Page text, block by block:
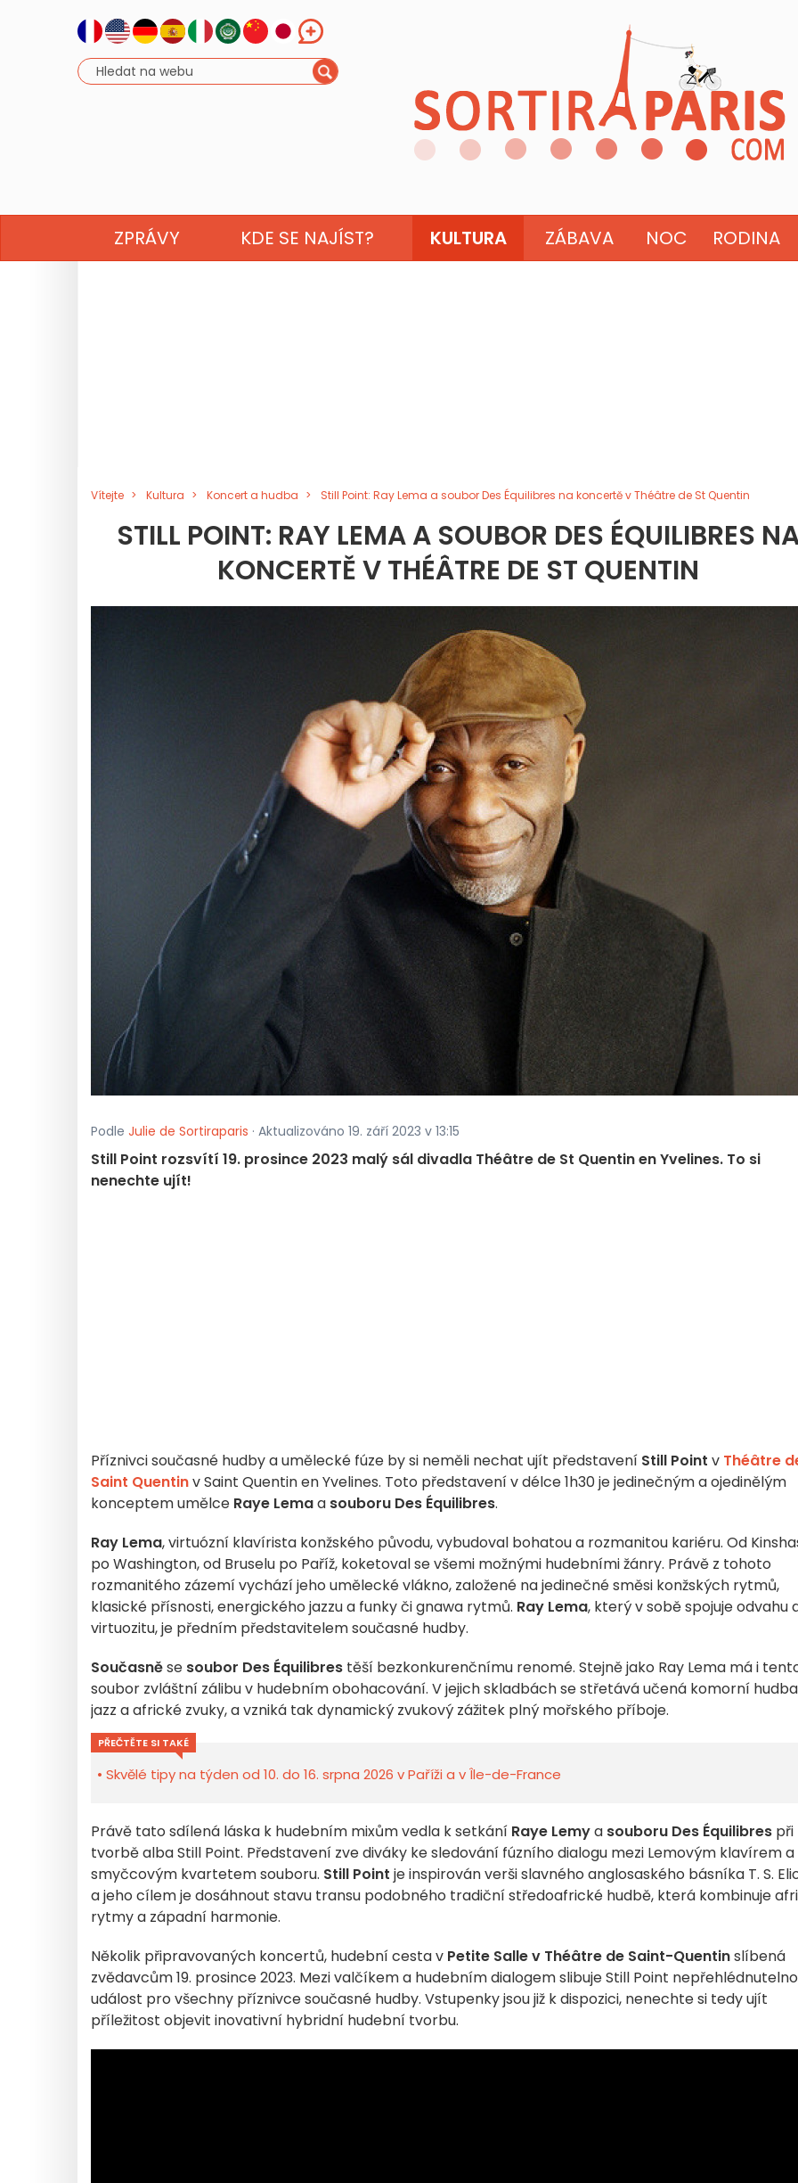
ZPRÁVY KDE SE NAJÍST? KULTURA ZÁBAVA NOC RODINA
Vítejte Kultura Koncert a hudba Still Point: Ray Lema a soubor Des Équilibres na koncertě v Théâtre de St Quentin
STILL POINT: RAY LEMA A SOUBOR DES ÉQUILIBRES
KONCERTĚ V THÉÂTRE DE ST QUENTIN
Podle Julie de Sortiraparis · Aktualizováno 19. září 2023 v 13:15
Still Point rozsvítí 19. prosince 2023 malý sál divadla Théâtre de St Quentin en Yvelines. To si
nenechte ujít!
Příznivci současné hudby a umělecké fúze by si neměli nechat ujít představení Still Point v Théâtre
Saint Quentinv Saint Quentin en Yvelines. Toto představení v délce 1h30 je jedinečným a ojedinělým
konceptem umělce Raye Lemaa souboru Des Équilibres.
Ray Lema, virtuózní klavírista konžského původu, vybudoval bohatou a rozmanitou kariéru. Od
po Washington, od Bruselu po Paříž, koketoval se všemi možnými hudebními žánry. Právě z tohoto
rozmanitého zázemí vychází jeho umělecké vlákno, založené na jedinečné směsi konžských rytmů,
klasické přísnosti, energického jazzu a funky či gnawa rytmů. Ray Lema, který v sobě spojuje odvahu
virtuozitu, je předním představitelem současné hudby.
Současněse soubor Des Équilibres těší bezkonkurenčnímu renomé. Stejně jako Ray Lema má i
soubor zvláštní zálibu v hudebním obohacování. V jejich skladbách se střetává učená komorní
jazz a africké zvuky, a vzniká tak dynamický zvukový zážitek plný mořského příboje.
PŘEČTĚTE SI TAKÉ
Skvělé tipy na týden od 10. do 16. srpna 2026 v Paříži a v Île-de-France
Právě tato sdílená láska k hudebním mixům vedla k setkání Raye Lemya souboru Des Équilibres při
tvorbě alba Still Point. Představení zve diváky ke sledování fúzního dialogu mezi Lemovým klavírem a
smyčcovým kvartetem souboru. Still Point je inspirován verši slavného anglosaského básníka T. S.
a jeho cílem je dosáhnout stavu transu podobného tradiční středoafrické hudbě, která kombinuje
rytmy a západní harmonie.
Několik připravovaných koncertů, hudební cesta v Petite Salle v Théâtre de Saint-Quentinslíbená
zvědavcům 19. prosince 2023. Mezi valčíkem a hudebním dialogem slibuje Still Point
událost pro všechny příznivce současné hudby. Vstupenky jsou již k dispozici, nenechte si tedy ujít
příležitost objevit inovativní hybridní hudební tvorbu.